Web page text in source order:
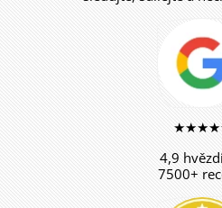
4,9
7500+